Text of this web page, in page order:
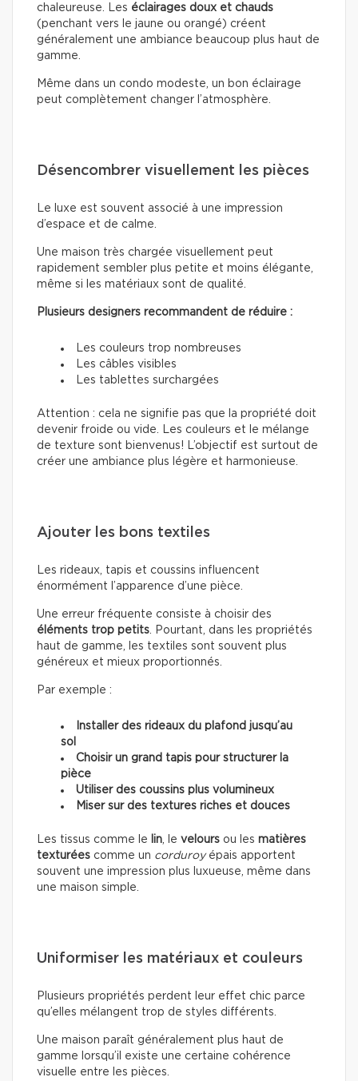
chaleureuse. Les éclairages doux et chauds
(penchant vers le jaune ou orangé) créent
généralement une ambiance beaucoup plus haut de
gamme.
Même dans un condo modeste, un bon éclairage
peut complètement changer l’atmosphère.
Désencombrer visuellement les pièces
Le luxe est souvent associé à une impression
d’espace et de calme.
Une maison très chargée visuellement peut
rapidement sembler plus petite et moins élégante,
même si les matériaux sont de qualité.
Plusieurs designers recommandent de réduire :
Les couleurs trop nombreuses
Les câbles visibles
Les tablettes surchargées
Attention : cela ne signifie pas que la propriété doit
devenir froide ou vide. Les couleurs et le mélange
de texture sont bienvenus! L’objectif est surtout de
créer une ambiance plus légère et harmonieuse.
Ajouter les bons textiles
Les rideaux, tapis et coussins influencent
énormément l’apparence d’une pièce.
Une erreur fréquente consiste à choisir des
éléments trop petits. Pourtant, dans les propriétés
haut de gamme, les textiles sont souvent plus
généreux et mieux proportionnés.
Par exemple :
Installer des rideaux du plafond jusqu’au
sol
Choisir un grand tapis pour structurer la
pièce
Utiliser des coussins plus volumineux
Miser sur des textures riches et douces
Les tissus comme le lin, le velours ou les matières
texturées comme un corduroyépais apportent
souvent une impression plus luxueuse, même dans
une maison simple.
Uniformiser les matériaux et couleurs
Plusieurs propriétés perdent leur effet chic parce
qu’elles mélangent trop de styles différents.
Une maison paraît généralement plus haut de
gamme lorsqu’il existe une certaine cohérence
visuelle entre les pièces.